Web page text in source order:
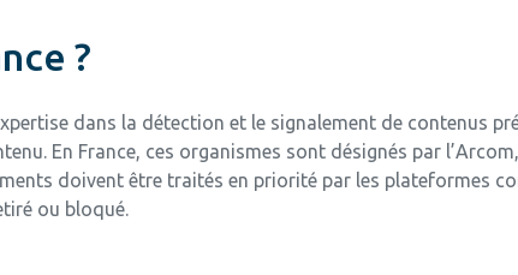
?
dans la détection et le signalement de contenus
En France, ces organismes sont désignés par
doivent être traités en priorité par les plateformes
ou bloqué.